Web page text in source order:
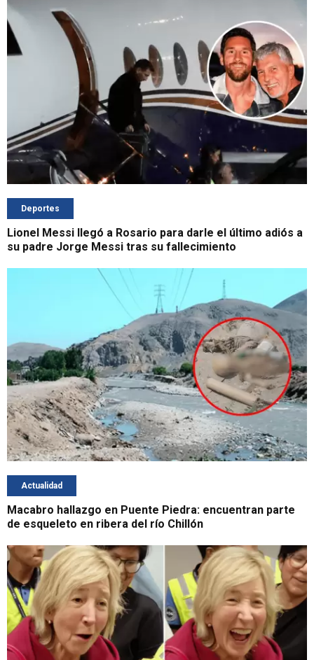
Deportes
Lionel Messi llegó a Rosario para darle el último adiós a
su padre Jorge Messi tras su fallecimiento
Actualidad
Macabro hallazgo en Puente Piedra: encuentran parte
de esqueleto en ribera del río Chillón